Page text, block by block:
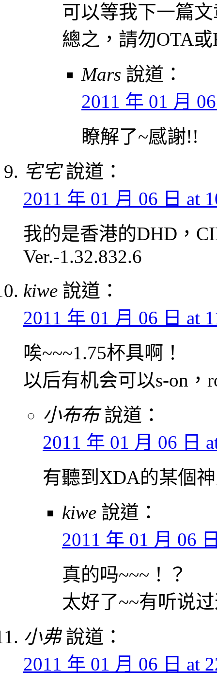
可以等我下一篇文
總之，請勿OTA
Mars 說道：
2011 年 01 月
瞭解了~感謝!!
宅宅 說道：
2011 年 01 月 06 日 at
我的是香港的DHD，
Ver.-1.32.832.6
kiwe 說道：
2011 年 01 月 06 日 at
唉~~~1.75杯具啊！
以后有机会可以s-on，
小布布 說道：
2011 年 01 月 06 日
有聽到XDA的某個
kiwe 說道：
2011 年 01 月 06
真的吗~~~！？
太好了~~有听说
小弗 說道：
2011 年 01 月 06 日 at